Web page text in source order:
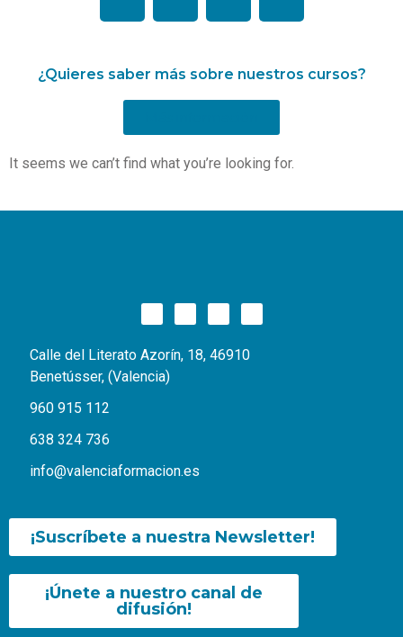
¿Quieres saber más sobre nuestros cursos?
It seems we can’t find what you’re looking for.
Calle del Literato Azorín, 18, 46910
Benetússer, (Valencia)
960 915 112
638 324 736
info@valenciaformacion.es
¡Suscríbete a nuestra Newsletter!
¡Únete a nuestro canal de
difusión!